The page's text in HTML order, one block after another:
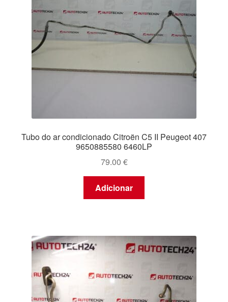
Tubo do ar condicionado Citroën C5 II Peugeot 407
9650885580 6460LP
79.00 €
Adicionar